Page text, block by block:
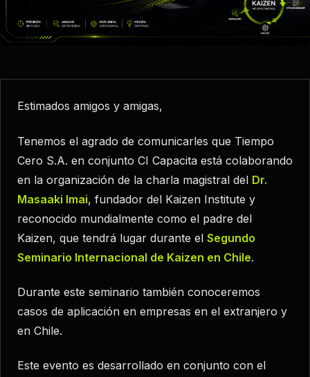
Estimados amigos y amigas,
Tenemos el agrado de comunicarles que Tiempo
Cero S.A. en conjunto CI Capacita está colaborando
en la organización de la charla magistral del Dr.
Masaaki Imai, fundador del Kaizen Institute y
reconocido mundialmente como el padre del
Kaizen, que tendrá lugar durante el Segundo
Seminario Internacional de Kaizen en Chile.
Durante este seminario también conoceremos
casos de aplicación en empresas en el extranjero y
en Chile.
Este evento es desarrollado en conjunto con el